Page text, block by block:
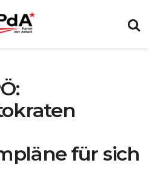
für sich